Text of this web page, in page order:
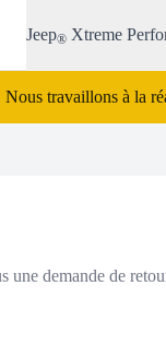
Jeep® Xtreme
travaillons à la
demande de